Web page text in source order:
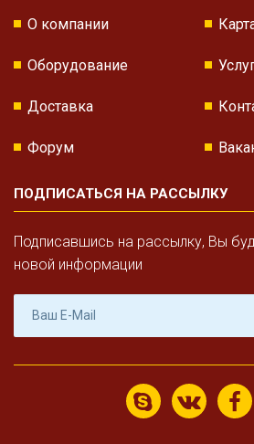
О компании
Оборудование
Доставка
Форум
ПОДПИСАТЬСЯ НА РАССЫЛКУ
Подписавшись на рассылку, Вы
новой информации